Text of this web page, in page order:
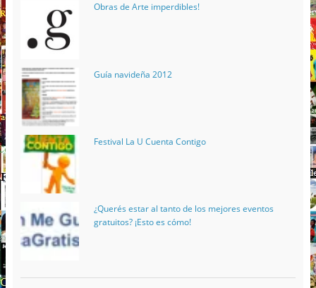
Obras de Arte imperdibles!
Guía navideña 2012
Festival La U Cuenta Contigo
¿Querés estar al tanto de los mejores eventos
gratuitos? ¡Esto es cómo!